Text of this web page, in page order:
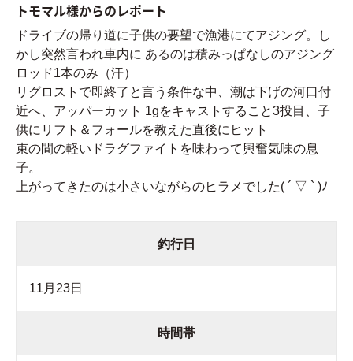
トモマル様からのレポート
ドライブの帰り道に子供の要望で漁港にてアジング。し
かし突然言われ車内に あるのは積みっぱなしのアジング
ロッド1本のみ（汗）
リグロストで即終了と言う条件な中、潮は下げの河口付
近へ、アッパーカット 1gをキャストすること3投目、子
供にリフト＆フォールを教えた直後にヒット
束の間の軽いドラグファイトを味わって興奮気味の息
子。
上がってきたのは小さいながらのヒラメでした( ´ ▽ ` )ﾉ
釣行日
11月23日
時間帯